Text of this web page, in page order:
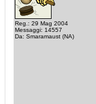
Reg.: 29 Mag 2004
Messaggi: 14557
Da: Smaramaust (NA)